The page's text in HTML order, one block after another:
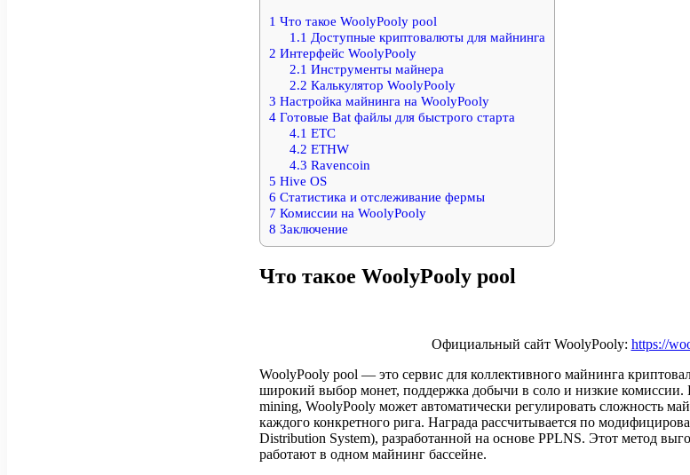
1 Что такое WoolyPooly pool
1.1 Доступные криптовалюты для майнинга
2 Интерфейс WoolyPooly
2.1 Инструменты майнера
2.2 Калькулятор WoolyPooly
3 Настройка майнинга на WoolyPooly
4 Готовые Bat файлы для быстрого старта
4.1 ETC
4.2 ETHW
4.3 Ravencoin
5 Hive OS
6 Статистика и отслеживание фермы
7 Комиссии на WoolyPooly
8 Заключение
Что такое WoolyPooly pool
Официальный сайт WoolyPooly: https://
WoolyPooly pool — это сервис для коллективного майнинга
широкий выбор монет, поддержка добычи в соло и низкие комиссии.
mining, WoolyPooly может автоматически регулировать сложность
каждого конкретного рига. Награда рассчитывается по
Distribution System), разработанной на основе PPLNS. Этот метод
работают в одном майнинг бассейне.